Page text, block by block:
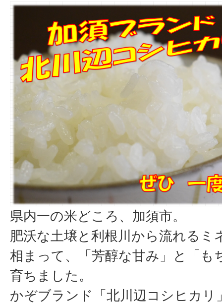
県内一の米どころ、加須市。
肥沃な土壌と利根川から流れるミ
相まって、「芳醇な甘み」と「も
育ちました。
かぞブランド「北川辺コシヒカ